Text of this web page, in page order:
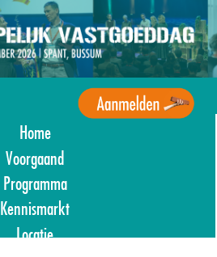
Home
Voorgaand
Programma
Kennismarkt
Locatie